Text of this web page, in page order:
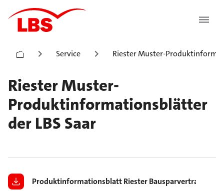
Service Riester Muster-
Riester Muster-
Produktinformationsblätter
der LBS Saar
Produktinformationsblatt Riester Bausparvertrag 12